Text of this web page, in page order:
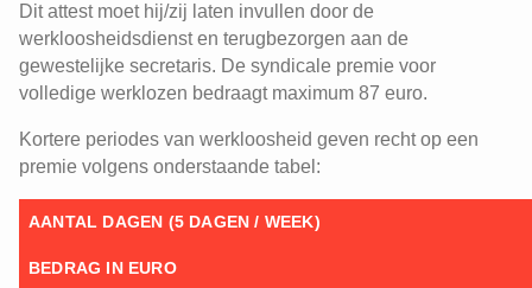
Dit attest moet hij/zij laten invullen door de
werkloosheidsdienst en terugbezorgen aan de
gewestelijke secretaris. De syndicale premie voor
volledige werklozen bedraagt maximum 87 euro.
Kortere periodes van werkloosheid geven recht op een
premie volgens onderstaande tabel:
AANTAL DAGEN (5 DAGEN / WEEK)
BEDRAG IN EURO